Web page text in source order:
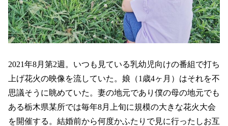
2021年8月第2週。いつも見ている乳幼児向けの番組で打ち
上げ花火の映像を流していた。娘（1歳4ヶ月）はそれを不
思議そうに眺めていた。妻の地元であり僕の母の地元でも
ある栃木県某所では毎年8月上旬に規模の大きな花火大会
を開催する。結婚前から何度かふたりで見に行ったしお互